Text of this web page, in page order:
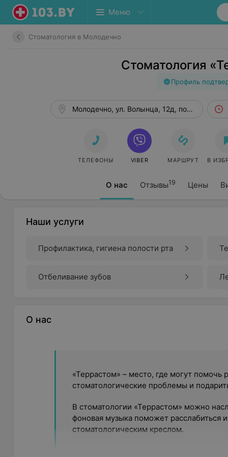
Меню
Стоматология в Молодечно
Стоматология
Профиль
О нас Отзывы19 Цены
Молодечно, ул. Волынца, 12д, пом. 21
ТЕЛЕФОНЫ VIBER МАРШРУТ В
Наши услуги
Профилактика, гигиена полости рта
Отбеливание зубов
О нас
«Террастом» – место, где могут помочь
стоматологические проблемы и
В стоматологии «Террастом» можно
фоновая музыка поможет расслабиться
стоматологическим креслом.